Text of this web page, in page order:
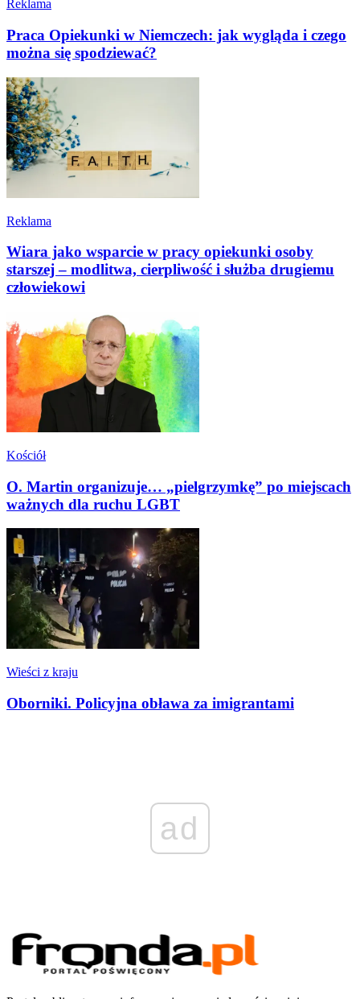
Reklama
Praca Opiekunki w Niemczech: jak wygląda i czego
można się spodziewać?
Reklama
Wiara jako wsparcie w pracy opiekunki osoby
starszej – modlitwa, cierpliwość i służba drugiemu
człowiekowi
Kościół
O. Martin organizuje… „pielgrzymkę” po miejscach
ważnych dla ruchu LGBT
Wieści z kraju
Oborniki. Policyjna obława za imigrantami
ad